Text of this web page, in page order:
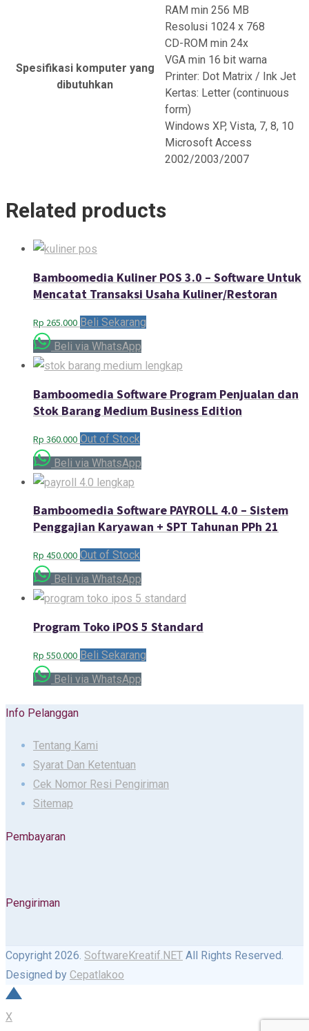
Spesifikasi komputer yang
dibutuhkan
RAM min 256 MB
Resolusi 1024 x 768
CD-ROM min 24x
VGA min 16 bit warna
Printer: Dot Matrix / Ink Jet
Kertas: Letter (continuous
form)
Windows XP, Vista, 7, 8, 10
Microsoft Access
2002/2003/2007
Related products
Bamboomedia Kuliner POS 3.0 – Software Untuk
Mencatat Transaksi Usaha Kuliner/Restoran
Rp 265.000 Beli Sekarang
Beli via WhatsApp
Bamboomedia Software Program Penjualan dan
Stok Barang Medium Business Edition
Rp 360.000 Out of Stock
Beli via WhatsApp
Bamboomedia Software PAYROLL 4.0 – Sistem
Penggajian Karyawan + SPT Tahunan PPh 21
Rp 450.000 Out of Stock
Beli via WhatsApp
Program Toko iPOS 5 Standard
Rp 550.000 Beli Sekarang
Beli via WhatsApp
Info Pelanggan
Tentang Kami
Syarat Dan Ketentuan
Cek Nomor Resi Pengiriman
Sitemap
Pembayaran
Pengiriman
Copyright 2026. SoftwareKreatif.NET All Rights Reserved.
Designed by Cepatlakoo
X